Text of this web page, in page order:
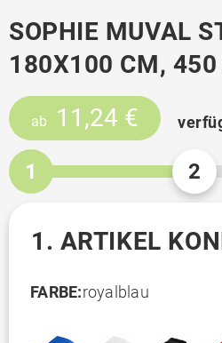
SOPHIE MUVAL
180X100 CM, 450
ab 11,24 €
1 2
1. ARTIKEL
FARBE:royalblau